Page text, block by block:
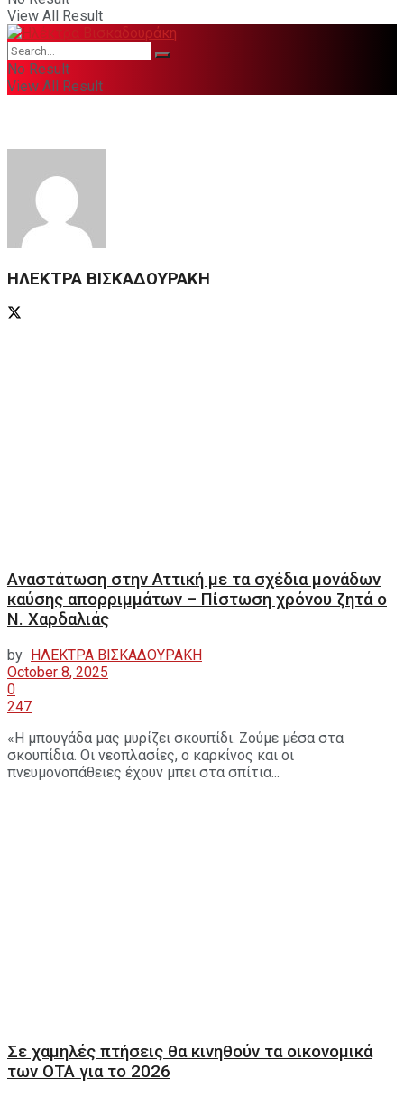
View All Result
No Result
View All Result
ΗΛΕΚΤΡΑ ΒΙΣΚΑΔΟΥΡΑΚΗ
Αναστάτωση στην Αττική με τα σχέδια μονάδων
καύσης απορριμμάτων – Πίστωση χρόνου ζητά ο
Ν. Χαρδαλιάς
by ΗΛΕΚΤΡΑ ΒΙΣΚΑΔΟΥΡΑΚΗ
October 8, 2025
0
247
«Η μπουγάδα μας μυρίζει σκουπίδι. Ζούμε μέσα στα
σκουπίδια. Οι νεοπλασίες, ο καρκίνος και οι
πνευμονοπάθειες έχουν μπει στα σπίτια...
Σε χαμηλές πτήσεις θα κινηθούν τα οικονομικά
των ΟΤΑ για το 2026